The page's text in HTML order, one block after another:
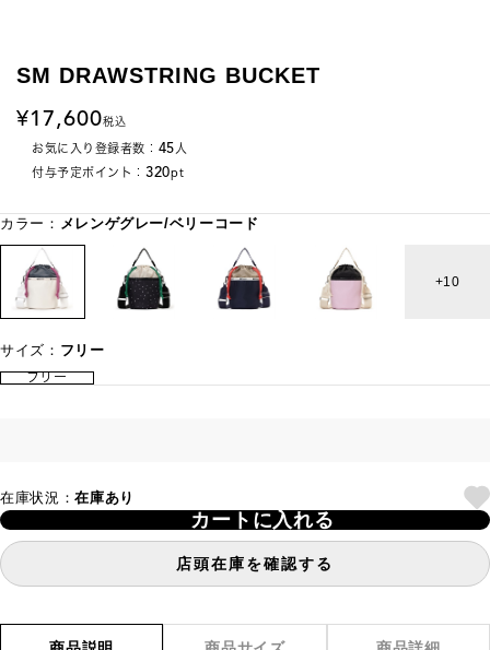
SM DRAWSTRING BUCKET
17,600税込
お気に入り登録者数： 45人
付与予定ポイント： 320pt
カラー： メレンゲグレー/ベリーコード
10
サイズ： フリー
フリー
在庫状況：在庫あり
カートに入れる
店頭在庫を確認する